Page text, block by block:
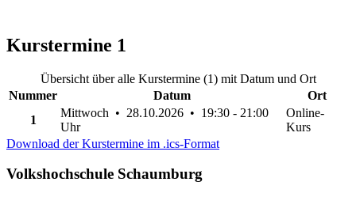
Kurstermine 1
Übersicht über alle Kurstermine (1) mit Datum und Ort
Nummer
Datum
Ort
1
Mittwoch • 28.10.2026 • 19:30 - 21:00
Uhr
Online-
Kurs
Download der Kurstermine im .ics-Format
Volkshochschule Schaumburg